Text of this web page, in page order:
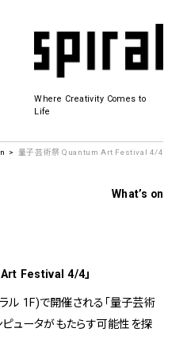
Where Creativity Comes to
Life
的とした
量子芸術祭 Quantum Art Festival 4/4
What’s on
Art Festival 4/4」
ル 1F)で開催される「量子芸術
ュータがもたらす可能性を探